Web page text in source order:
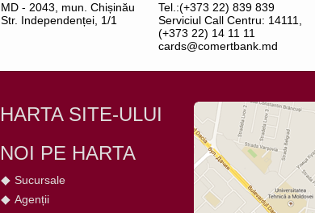
MD - 2043, mun. Chișinău
Str. Independenței, 1/1
Tel.:(+373 22) 839 839
Serviciul Call Centru: 14111,
(+373 22) 14 11 11
cards@comertbank.md
HARTA SITE-ULUI
NOI PE HARTA
Sucursale
Agenții